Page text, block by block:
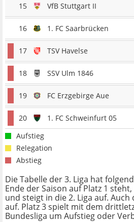
15 VfB Stuttgart II
16 1. FC Saarbrücken
17 TSV Havelse
18 SSV Ulm 1846
19 FC Erzgebirge Aue
20 1. FC Schweinfurt 05
Aufstieg
Relegation
Abstieg
Die Tabelle der 3. Liga hat
Ende der Saison auf Platz 1
und steigt in die 2. Liga auf.
auf. Platz 3 spielt mit dem
Bundesliga um Aufstieg oder